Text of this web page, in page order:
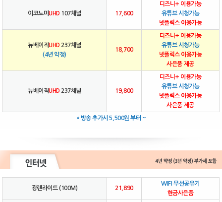
이코노미UHD 107채널 17,600
디즈니+ 이용가능
유튜브 시청가능
넷플릭스 이용가능
뉴베이직UHD 237채널
(4년 약정)
18,700
디즈니+ 이용가능
유튜브 시청가능
넷플릭스 이용가능
사은품 제공
뉴베이직UHD 237채널 19,800
디즈니+ 이용가능
유튜브 시청가능
넷플릭스 이용가능
사은품 제공
* 방송 추가시 5,500원 부터 ~
광랜라이트 (100M) 21,890
WIFI 무선공유기
현금사은품